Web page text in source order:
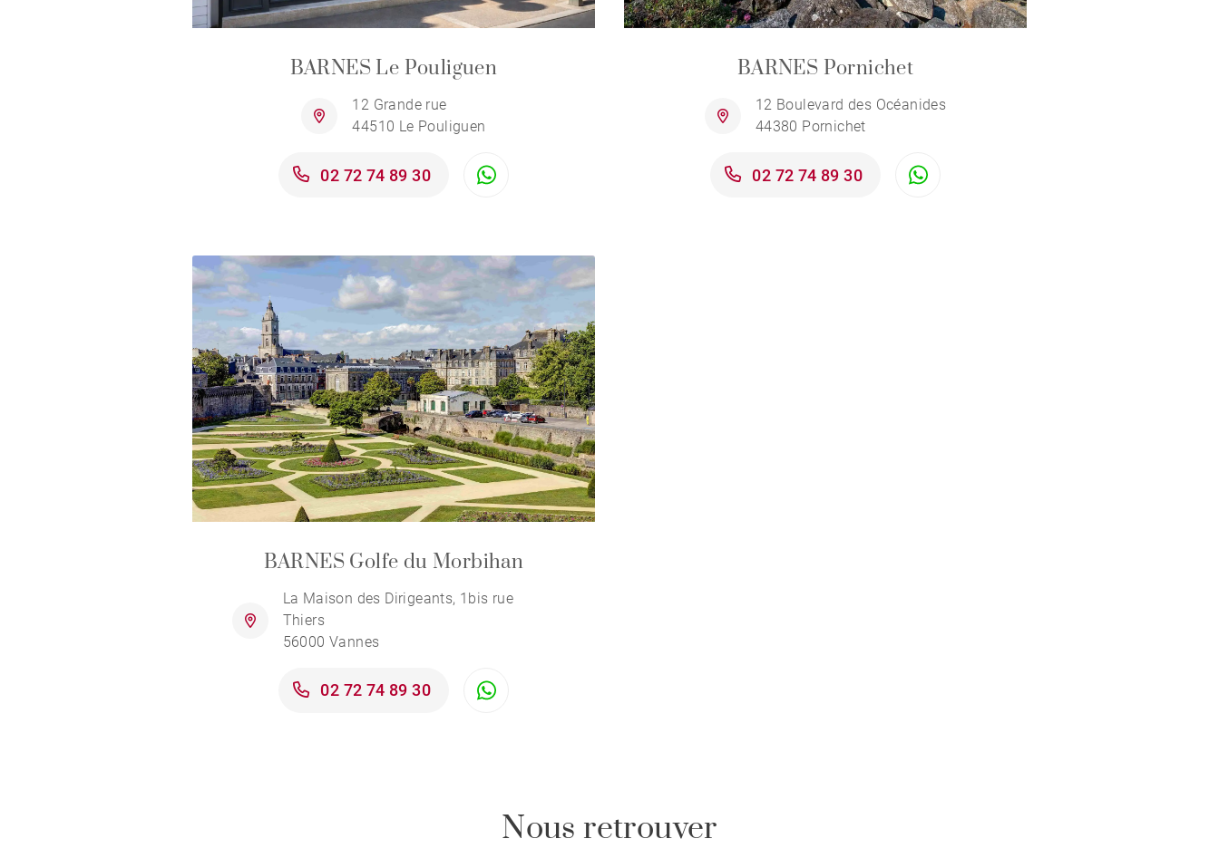
BARNES Le Pouliguen
12 Grande rue
44510 Le Pouliguen
02 72 74 89 30
BARNES Pornichet
12 Boulevard des Océanides
44380 Pornichet
02 72 74 89 30
BARNES Golfe du Morbihan
La Maison des Dirigeants, 1bis rue
Thiers
56000 Vannes
02 72 74 89 30
Nous retrouver